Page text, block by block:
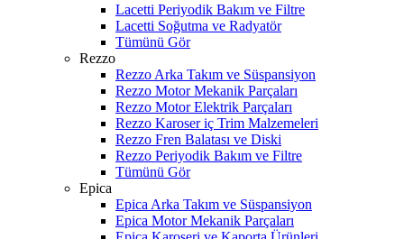
Lacetti Periyodik Bakım ve Filtre
Lacetti Soğutma ve Radyatör
Tümünü Gör
Rezzo
Rezzo Arka Takım ve Süspansiyon
Rezzo Motor Mekanik Parçaları
Rezzo Motor Elektrik Parçaları
Rezzo Karoser iç Trim Malzemeleri
Rezzo Fren Balatası ve Diski
Rezzo Periyodik Bakım ve Filtre
Tümünü Gör
Epica
Epica Arka Takım ve Süspansiyon
Epica Motor Mekanik Parçaları